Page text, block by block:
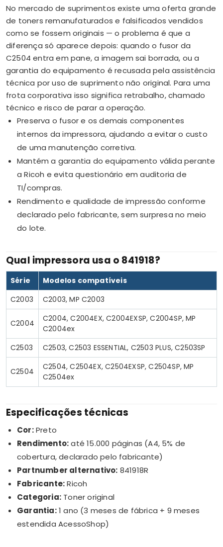
No mercado de suprimentos existe uma oferta grande
de toners remanufaturados e falsificados vendidos
como se fossem originais — o problema é que a
diferença só aparece depois: quando o fusor da
C2504 entra em pane, a imagem sai borrada, ou a
garantia do equipamento é recusada pela assistência
técnica por uso de suprimento não original. Para uma
frota corporativa isso significa retrabalho, chamado
técnico e risco de parar a operação.
Preserva o fusor e os demais componentes
internos da impressora, ajudando a evitar o custo
de uma manutenção corretiva.
Mantém a garantia do equipamento válida perante
a Ricoh e evita questionário em auditoria de
TI/compras.
Rendimento e qualidade de impressão conforme
declarado pelo fabricante, sem surpresa no meio
do lote.
Qual impressora usa o 841918?
Série
Modelos compatíveis
C2003
C2003, MP C2003
C2004
C2004, C2004EX, C2004EXSP, C2004SP, MP
C2004ex
C2503
C2503, C2503 ESSENTIAL, C2503 PLUS, C2503SP
C2504
C2504, C2504EX, C2504EXSP, C2504SP, MP
C2504ex
Especificações técnicas
Cor:Preto
Rendimento:até 15.000 páginas (A4, 5% de
cobertura, declarado pelo fabricante)
Partnumber alternativo: 841918R
Fabricante:Ricoh
Categoria: Toner original
Garantia:1 ano (3 meses de fábrica + 9 meses
estendida AcessoShop)